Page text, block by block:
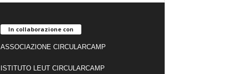
In collaborazione con
ASSOCIAZIONE CIRCULARCAMP
ISTITUTO LEUT CIRCULARCAMP